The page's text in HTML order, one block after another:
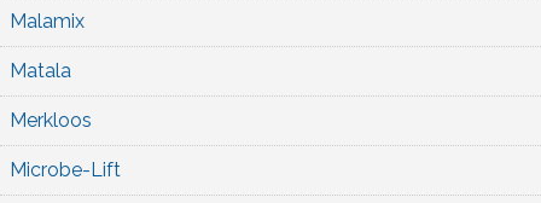
Malamix
Matala
Merkloos
Microbe-Lift